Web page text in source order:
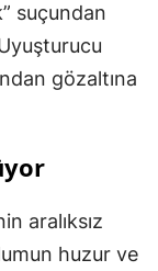
suçundan
gözaltına
aralıksız
huzur ve